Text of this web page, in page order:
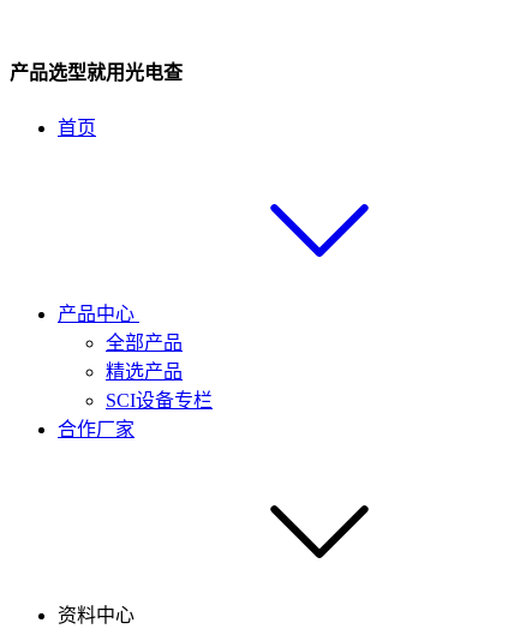
产品选型就用光电查
首页
产品中心
全部产品
精选产品
SCI设备专栏
合作厂家
资料中心